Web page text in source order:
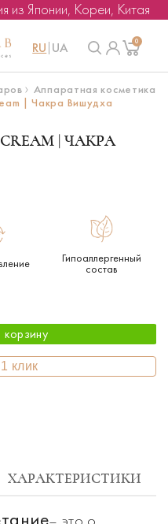
из Японии, Кореи, Китая
RU UA 0
Аппаратная косметика
| Чакра Вишудха
| ЧАКРА
Гипоаллергенный
состав
клик
ХАРАКТЕРИСТИКИ